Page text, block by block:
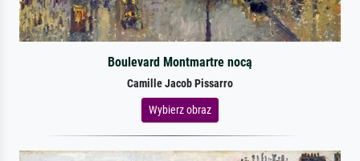
Boulevard Montmartre nocą
Camille Jacob Pissarro
Wybierz obraz